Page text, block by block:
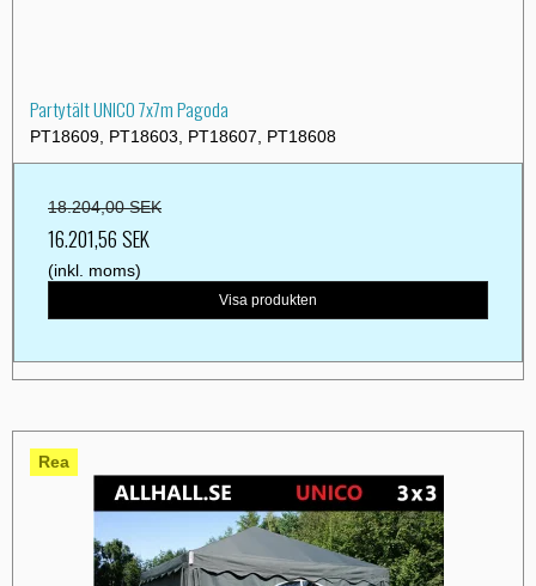
Partytält UNICO 7x7m Pagoda
PT18609, PT18603, PT18607, PT18608
18.204,00 SEK
16.201,56 SEK
(inkl. moms)
Visa produkten
Rea